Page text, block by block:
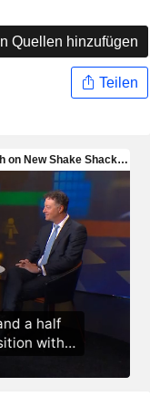
Quellen hinzufügen
Teilen